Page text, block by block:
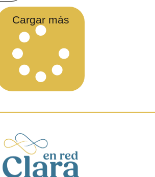
Cargar más